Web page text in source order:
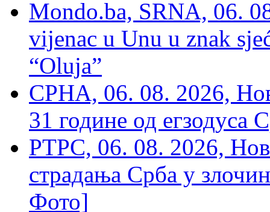
Mondo.ba, SRNA, 06.
vijenac u Unu u znak
“Oluja”
СРНА, 06. 08. 2026,
31 године од егзодуса
РТРС, 06. 08. 2026,
страдања Срба у
Фото]